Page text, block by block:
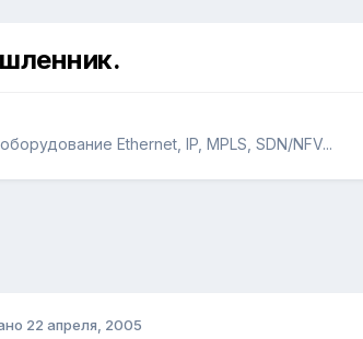
Ethernet, IP, MPLS, SDN/NFV...
22 апреля, 2005